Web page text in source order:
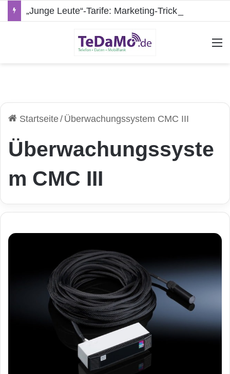
Startseite/ Überwachungssystem CMC III
Überwachungssyste
m CMC III